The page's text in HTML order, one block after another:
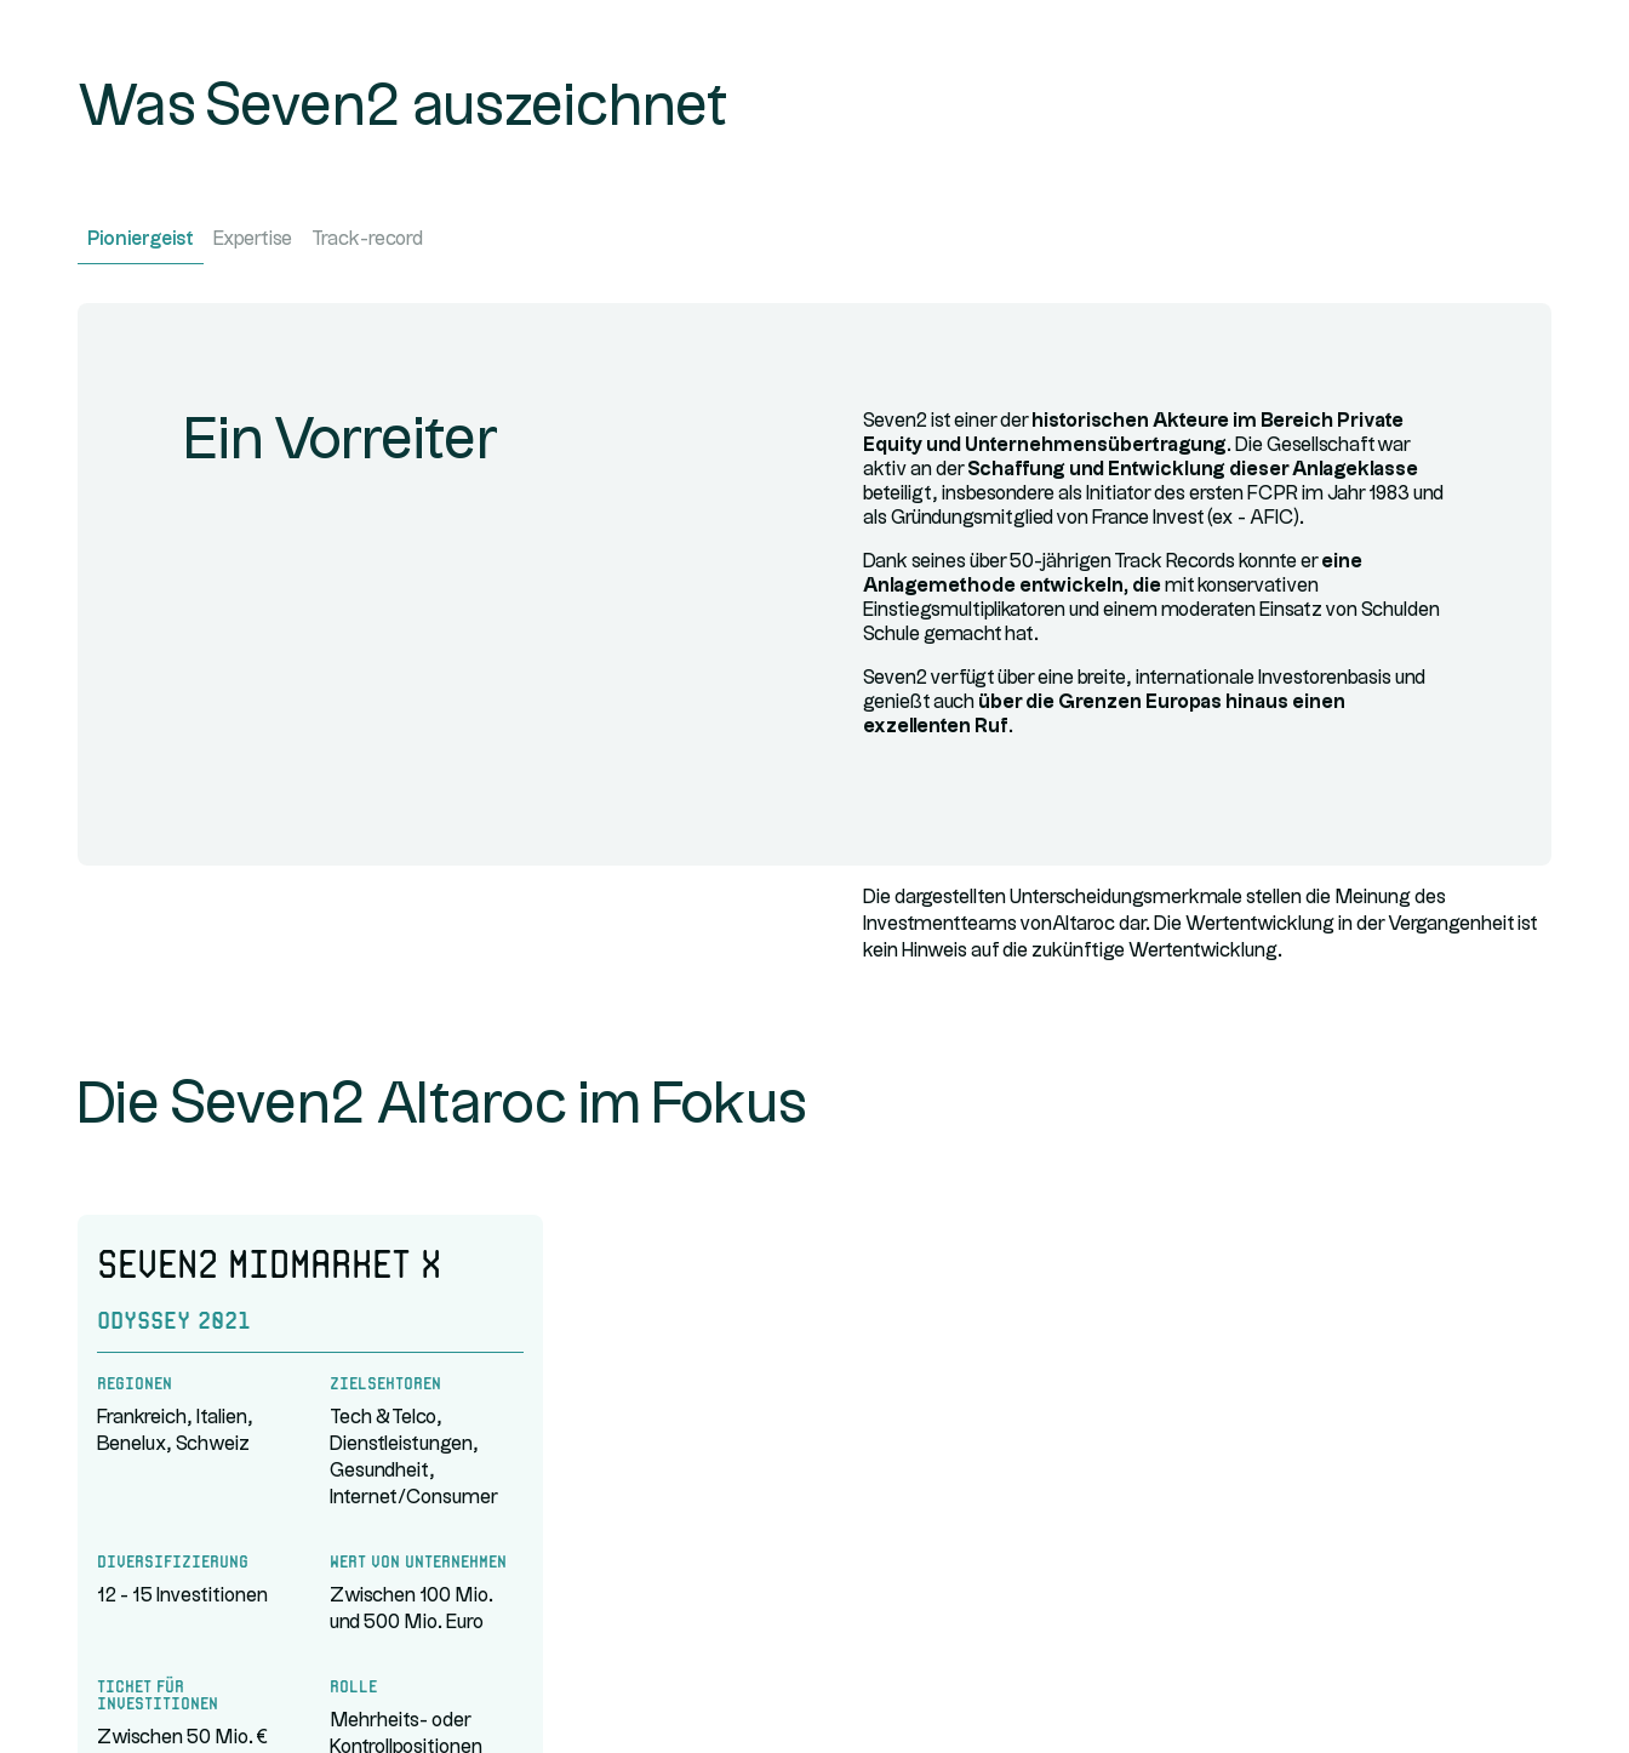
Was Seven2 auszeichnet
Pioniergeist Expertise Track-record
Ein Vorreiter Seven2 ist einer der historischen Akteure im Bereich Private
Equity und Unternehmensübertragung. Die Gesellschaft war
aktiv an der Schaffung und Entwicklung dieser Anlageklasse
beteiligt, insbesondere als Initiator des ersten FCPR im Jahr 1983 und
als Gründungsmitglied von France Invest (ex - AFIC).
Dank seines über 50-jährigen Track Records konnte er eine
Anlagemethode entwickeln, die mit konservativen
Einstiegsmultiplikatoren und einem moderaten Einsatz von Schulden
Schule gemacht hat.
Seven2 verfügt über eine breite, internationale Investorenbasis und
genießt auch über die Grenzen Europas hinaus einen
exzellenten Ruf.
Die dargestellten Unterscheidungsmerkmale stellen die Meinung des
Investmentteams vonAltaroc dar. Die Wertentwicklung in der Vergangenheit ist
kein Hinweis auf die zukünftige Wertentwicklung.
Die Seven2 Altaroc im Fokus
Seven2 MidMarket X
Odyssey 2021
Regionen
Frankreich, Italien,
Benelux, Schweiz
Zielsektoren
Tech & Telco,
Dienstleistungen,
Gesundheit,
Internet/Consumer
Diversifizierung
12 - 15 Investitionen
Wert von Unternehmen
Zwischen 100 Mio.
und 500 Mio. Euro
Ticket für
Investitionen
Zwischen 50 Mio. €
Rolle
Mehrheits- oder
Kontrollpositionen